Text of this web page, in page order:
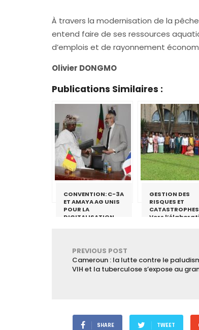
À travers la modernisation de la
entend faire de ses ressources
d’emplois et de rayonnement
Olivier DONGMO
Publications Similaires :
CONVENTION: C-3A
ET AMAYA AG UNIS
POUR LA
DIGITALISATION
GESTION DES
RISQUES ET
Vers
PREVIOUS POST
Cameroun : la lutte contre le
VIH et la tuberculose s’expose au
SHARE TWEET